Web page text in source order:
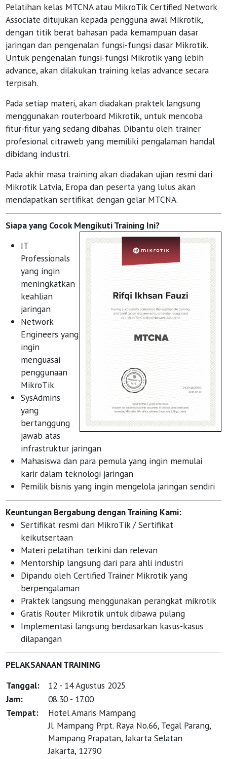
Pelatihan kelas MTCNA atau MikroTik Certified Network
Associate ditujukan kepada pengguna awal Mikrotik,
dengan titik berat bahasan pada kemampuan dasar
jaringan dan pengenalan fungsi-fungsi dasar Mikrotik.
Untuk pengenalan fungsi-fungsi Mikrotik yang lebih
advance, akan dilakukan training kelas advance secara
terpisah.
Pada setiap materi, akan diadakan praktek langsung
menggunakan routerboard Mikrotik, untuk mencoba
fitur-fitur yang sedang dibahas. Dibantu oleh trainer
profesional citraweb yang memiliki pengalaman handal
dibidang industri.
Pada akhir masa training akan diadakan ujian resmi dari
Mikrotik Latvia, Eropa dan peserta yang lulus akan
mendapatkan sertifikat dengan gelar MTCNA.
Siapa yang Cocok Mengikuti Training Ini?
IT
Professionals
yang ingin
meningkatkan
keahlian
jaringan
Network
Engineers yang
ingin
menguasai
penggunaan
MikroTik
SysAdmins
yang
bertanggung
jawab atas
infrastruktur jaringan
Mahasiswa dan para pemula yang ingin memulai
karir dalam teknologi jaringan
Pemilik bisnis yang ingin mengelola jaringan sendiri
Keuntungan Bergabung dengan Training Kami:
Sertifikat resmi dari MikroTik / Sertifikat
keikutsertaan
Materi pelatihan terkini dan relevan
Mentorship langsung dari para ahli industri
Dipandu oleh Certified Trainer Mikrotik yang
berpengalaman
Praktek langsung menggunakan perangkat mikrotik
Gratis Router Mikrotik untuk dibawa pulang
Implementasi langsung berdasarkan kasus-kasus
dilapangan
PELAKSANAAN TRAINING
Tanggal:
12 - 14 Agustus 2025
Jam:
08.30 - 17.00
Tempat:
Hotel Amaris Mampang
Jl. Mampang Prpt. Raya No.66, Tegal Parang,
Mampang Prapatan, Jakarta Selatan
Jakarta, 12790